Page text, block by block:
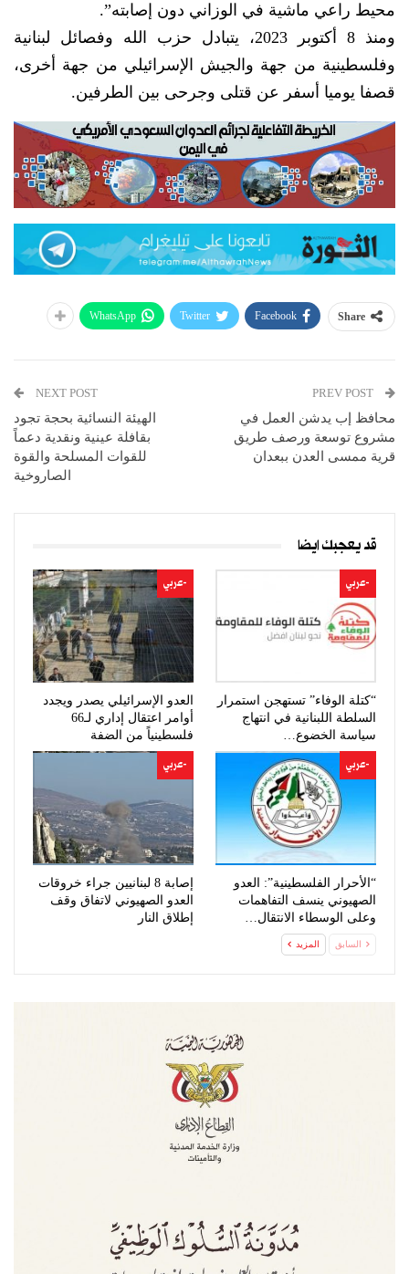
محيط راعي ماشية في الوزاني دون إصابته”.
ومنذ 8 أكتوبر 2023، يتبادل حزب الله وفصائل لبنانية
وفلسطينية من جهة والجيش الإسرائيلي من جهة أخرى،
قصفا يوميا أسفر عن قتلى وجرحى بين الطرفين.
Share
Facebook
Twitter
WhatsApp
محافظ إب يدشن العمل في
مشروع توسعة ورصف طريق
قرية ممسى العدن ببعدان
NEXT POST
الهيئة النسائية بحجة تجود
بقافلة عينية ونقدية دعماً
للقوات المسلحة والقوة
الصاروخية
قد يعجبك ايضا
-عربي
“كتلة الوفاء” تستهجن استمرار
السلطة اللبنانية في انتهاج
سياسة الخضوع…
-عربي
العدو الإسرائيلي يصدر ويجدد
أوامر اعتقال إداري لـ66
فلسطينياً من الضفة
-عربي
“الأحرار الفلسطينية”: العدو
الصهيوني ينسف التفاهمات
وعلى الوسطاء الانتقال…
-عربي
إصابة 8 لبنانيين جراء خروقات
العدو الصهيوني لاتفاق وقف
إطلاق النار
السابق المزيد